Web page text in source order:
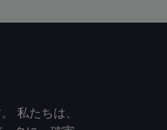
私たちは、